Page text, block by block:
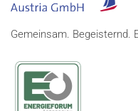
Gemeinsam. Begeisternd.